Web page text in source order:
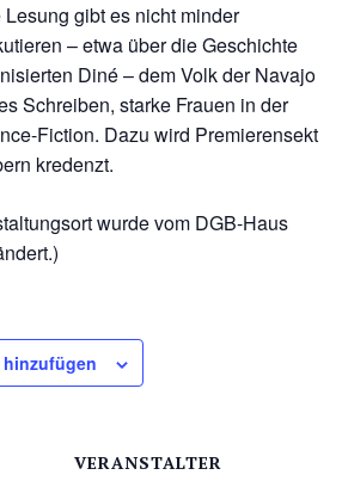
gibt es nicht minder
– etwa über die Geschichte
Diné – dem Volk der Navajo
Schreiben, starke Frauen in der
Fiction. Dazu wird Premierensekt
kredenzt.
wurde vom DGB-Haus
VERANSTALTER